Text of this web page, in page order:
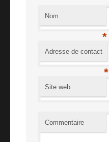
Nom
*
Adresse de contact
*
Site web
Commentaire